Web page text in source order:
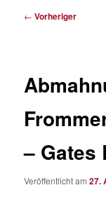
Beitragsnavigation
← Vorheriger
– Gates
Veröffentlicht am27.